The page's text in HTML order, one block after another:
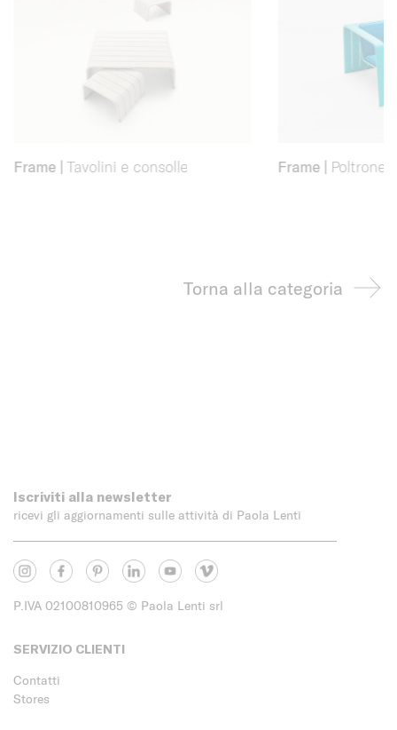
Frame | Tavolini e consolle Frame | Poltrone
Torna alla categoria
Iscriviti alla newsletter
ricevi gli aggiornamenti sulle attività di Paola Lenti
P.IVA 02100810965 © Paola Lenti srl
SERVIZIO CLIENTI
Contatti
Stores